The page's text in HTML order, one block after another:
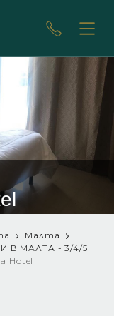
Малта
В МАЛТА - 3/4/5
Hotel